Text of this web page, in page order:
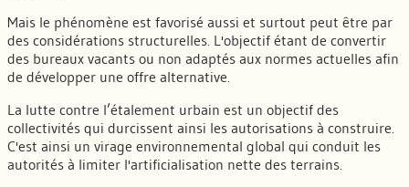
Mais le phénomène est favorisé aussi et surtout peut être par
des considérations structurelles. L'objectif étant de convertir
des bureaux vacants ou non adaptés aux normes actuelles afin
de développer une offre alternative.
La lutte contre l’étalement urbain est un objectif des
collectivités qui durcissent ainsi les autorisations à construire.
C'est ainsi un virage environnemental global qui conduit les
autorités à limiter l'artificialisation nette des terrains.